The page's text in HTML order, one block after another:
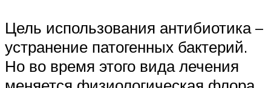
Цель использования антибиотика –
устранение патогенных бактерий.
Но во время этого вида лечения